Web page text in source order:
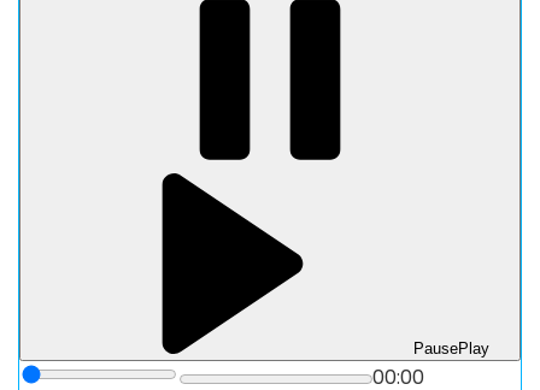
PausePlay
00:00